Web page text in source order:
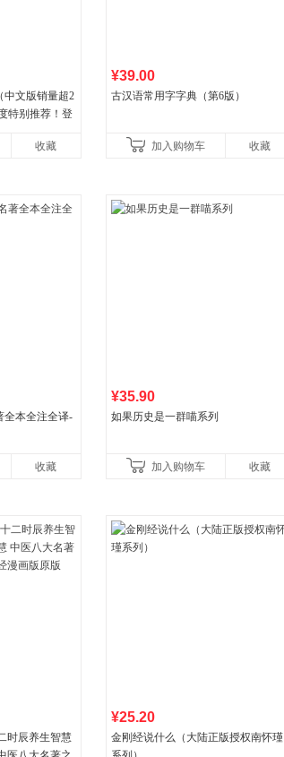
中文版销量超2
特别推荐！登
收藏
¥39.00
古汉语常用字字典（第6版）
加入购物车 收藏
全本全注全译-
收藏
¥35.90
如果历史是一群喵系列
加入购物车 收藏
时辰养生智慧
¥25.20
金刚经说什么（大陆正版授权南怀瑾